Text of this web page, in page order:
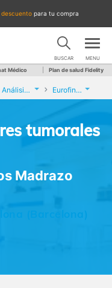
descuento para tu compra
BUSCAR MENU
Médico Plan de salud Fidelity
Análisis de marcadores tumorales masculinos Eurofins Análisis Clínicos Madrazo
tumorales
Madrazo
(Barcelona)